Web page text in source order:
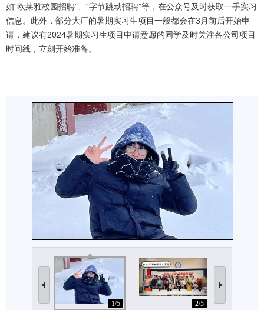
如“欧莱雅校园招聘”、“字节跳动招聘”等，在公众号及时获取一手实习
信息。此外，部分大厂的暑期实习生项目一般都会在3月前后开始申
请，建议有2024暑期实习生项目申请意愿的同学及时关注各公司项目
时间线，立刻开始准备。
1/5 2/5